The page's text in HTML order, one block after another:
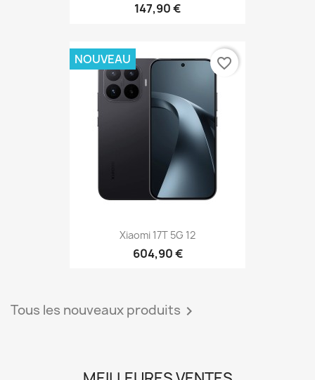
147,90 €
Xiaomi 17T 5G 12
604,90 €
NOUVEAU favorite_border
Tous les nouveaux produits 